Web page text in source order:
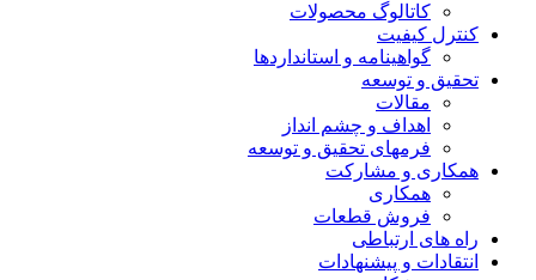
کاتالوگ محصولات
کیفیت
گواهينامه و استانداردها
و توسعه
مقالات
اهداف و چشم انداز
فرمهای تحقیق و توسعه
و مشارکت
همکاری
فروش قطعات
های ارتباطی
و پيشنهادات